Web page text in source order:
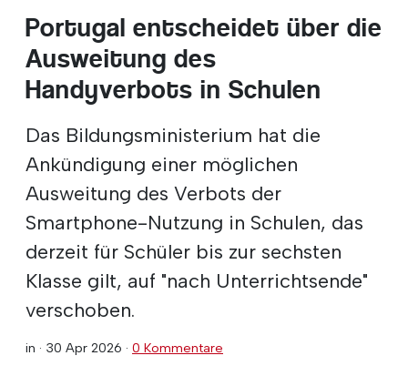
Portugal entscheidet über die
Ausweitung des
Handyverbots in Schulen
Das Bildungsministerium hat die
Ankündigung einer möglichen
Ausweitung des Verbots der
Smartphone-Nutzung in Schulen, das
derzeit für Schüler bis zur sechsten
Klasse gilt, auf "nach Unterrichtsende"
verschoben.
in · 30 Apr 2026 · 0 Kommentare